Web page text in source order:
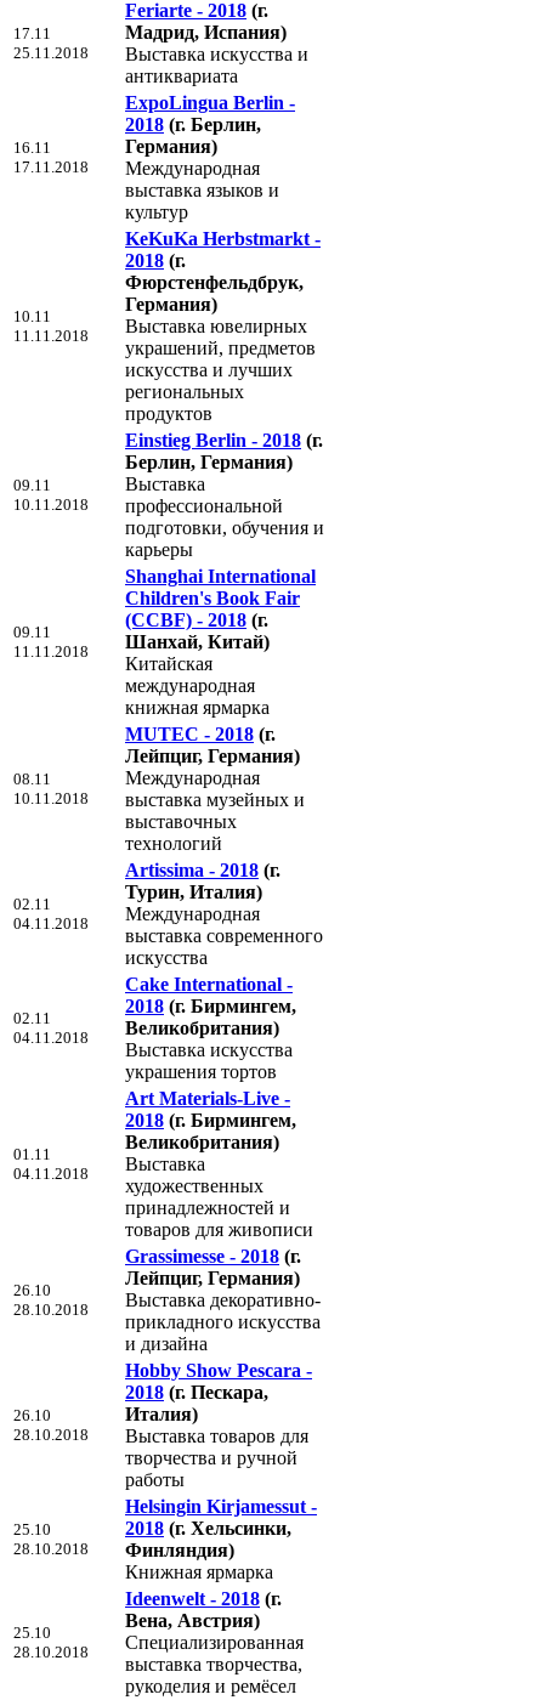
17.11
25.11.2018
Feriarte - 2018 (г.
Мадрид, Испания)
Выставка искусства и
антиквариата
16.11
17.11.2018
ExpoLingua Berlin -
2018 (г. Берлин,
Германия)
Международная
выставка языков и
культур
10.11
11.11.2018
KeKuKa Herbstmarkt -
2018 (г.
Фюрстенфельдбрук,
Германия)
Выставка ювелирных
украшений, предметов
искусства и лучших
региональных
продуктов
09.11
10.11.2018
Einstieg Berlin - 2018 (г.
Берлин, Германия)
Выставка
профессиональной
подготовки, обучения и
карьеры
09.11
11.11.2018
Shanghai International
Children's Book Fair
(CCBF) - 2018 (г.
Шанхай, Китай)
Китайская
международная
книжная ярмарка
08.11
10.11.2018
MUTEC - 2018 (г.
Лейпциг, Германия)
Международная
выставка музейных и
выставочных
технологий
02.11
04.11.2018
Artissima - 2018 (г.
Турин, Италия)
Международная
выставка современного
искусства
02.11
04.11.2018
Cake International -
2018 (г. Бирмингем,
Великобритания)
Выставка искусства
украшения тортов
01.11
04.11.2018
Art Materials-Live -
2018 (г. Бирмингем,
Великобритания)
Выставка
художественных
принадлежностей и
товаров для живописи
26.10
28.10.2018
Grassimesse - 2018 (г.
Лейпциг, Германия)
Выставка декоративно-
прикладного искусства
и дизайна
26.10
28.10.2018
Hobby Show Pescara -
2018 (г. Пескара,
Италия)
Выставка товаров для
творчества и ручной
работы
25.10
28.10.2018
Helsingin Kirjamessut -
2018 (г. Хельсинки,
Финляндия)
Книжная ярмарка
25.10
28.10.2018
Ideenwelt - 2018 (г.
Вена, Австрия)
Специализированная
выставка творчества,
рукоделия и ремёсел